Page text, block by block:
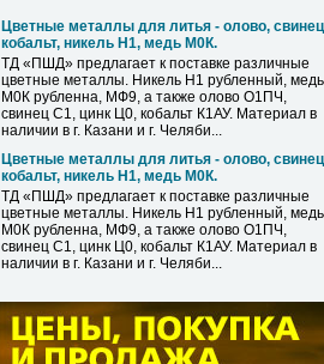
Цветные металлы для литья - олово,
кобальт, никель Н1, медь М0К.
ТД «ПШД» предлагает к поставке различные
цветные металлы. Никель Н1 рубленный, медь
М0К рубленна, МФ9, а также олово О1ПЧ,
свинец С1, цинк Ц0, кобальт К1АУ. Материал в
наличии в г. Казани и г. Челяби...
Цветные металлы для литья - олово,
кобальт, никель Н1, медь М0К.
ТД «ПШД» предлагает к поставке различные
цветные металлы. Никель Н1 рубленный, медь
М0К рубленна, МФ9, а также олово О1ПЧ,
свинец С1, цинк Ц0, кобальт К1АУ. Материал в
наличии в г. Казани и г. Челяби...